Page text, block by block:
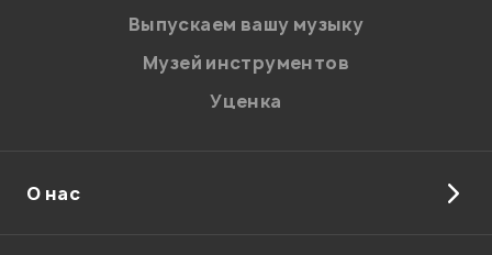
Введите проверочное число:
Отправить
Выпускаем вашу музыку
Музей инструментов
Уценка
О нас